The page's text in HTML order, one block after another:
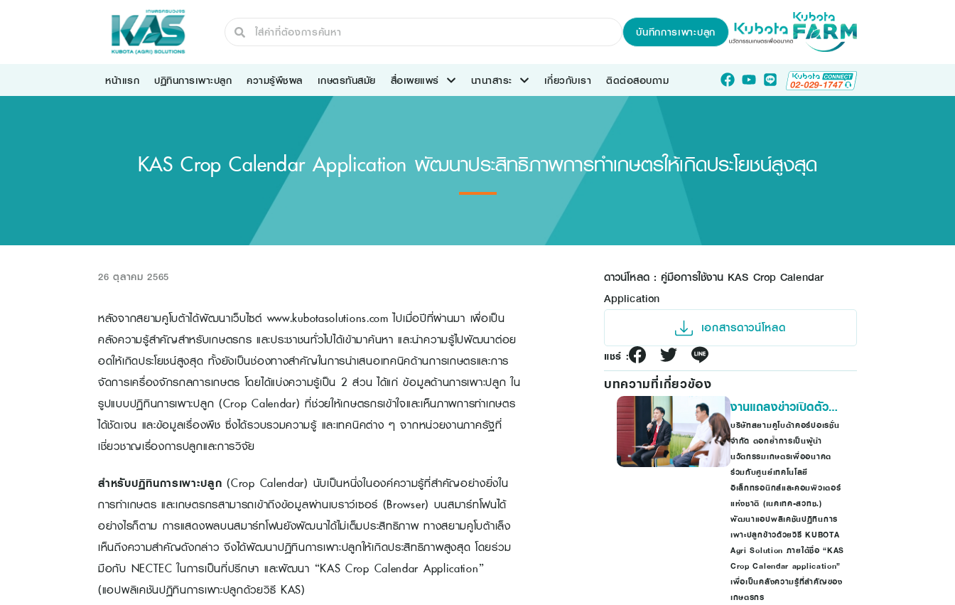
บันทึกการเพาะปลูก
หน้าแรก ปฏิทินการเพาะปลูก ความรู้พืชผล เกษตรทันสมัย สื่อเผยแพร่ นานาสาระ เกี่ยวกับเรา ติดต่อสอบถาม
KAS Crop Calendar Application พัฒนาประสิทธิภาพการทำเกษตรให้เกิดประโยชน์สูงสุด
26 ตุลาคม 2565
หลังจากสยามคูโบต้าได้พัฒนาเว็บไซต์ www.kubotasolutions.com ไปเมื่อปีที่ผ่านมา เพื่อเป็น
คลังความรู้สำคัญสำหรับเกษตรกร และประชาชนทั่วไปได้เข้ามาค้นหา และนำความรู้ไปพัฒนาต่อย
อดให้เกิดประโยชน์สูงสุด ทั้งยังเป็นช่องทางสำคัญในการนำเสนอเทคนิคด้านการเกษตรและการ
จัดการเครื่องจักรกลการเกษตร โดยได้แบ่งความรู้เป็น 2 ส่วน ได้แก่ ข้อมูลด้านการเพาะปลูก ใน
รูปแบบปฏิทินการเพาะปลูก (Crop Calendar) ที่ช่วยให้เกษตรกรเข้าใจและเห็นภาพการทำเกษตร
ได้ชัดเจน และข้อมูลเรื่องพืช ซึ่งได้รวบรวมความรู้ และเทคนิคต่าง ๆ จากหน่วยงานภาครัฐที่
เชี่ยวชาญเรื่องการปลูกและการวิจัย
สำหรับปฏิทินการเพาะปลูก (Crop Calendar) นับเป็นหนึ่งในองค์ความรู้ที่สำคัญอย่างยิ่งใน
การทำเกษตร และเกษตรกรสามารถเข้าถึงข้อมูลผ่านเบราว์เซอร์ (Browser) บนสมาร์ทโฟนได้
อย่างไรก็ตาม การแสดงผลบนสมาร์ทโฟนยังพัฒนาได้ไม่เต็มประสิทธิภาพ ทางสยามคูโบต้าเล็ง
เห็นถึงความสำคัญดังกล่าว จึงได้พัฒนาปฏิทินการเพาะปลูกให้เกิดประสิทธิภาพสูงสุด โดยร่วม
มือกับ NECTEC ในการเป็นที่ปรึกษา และพัฒนา “KAS Crop Calendar Application”
(แอปพลิเคชันปฏิทินการเพาะปลูกด้วยวิธี KAS)
ดาวน์โหลด : คู่มือการใช้งาน KAS Crop Calendar
Application
เอกสารดาวน์โหลด
แชร์ :
บทความที่เกี่ยวข้อง
งานแถลงข่าวเปิดตัว
แอปพลิเคชั่น KAS
Crop Calendar
บริษัทสยามคูโบต้าคอร์ปอเรชั่น
จำกัด ตอกย้ำการเป็นผู้นำ
นวัตกรรมเกษตรเพื่ออนาคต
ร่วมกับศูนย์เทคโนโลยี
อิเล็กทรอนิกส์และคอมพิวเตอร์
แห่งชาติ (เนคเทค-สวทช.)
พัฒนาแอปพลิเคชันปฏิทินการ
เพาะปลูกข้าวด้วยวิธี KUBOTA
Agri Solution ภายใต้ชื่อ “KAS
Crop Calendar application”
เพื่อเป็นคลังความรู้ที่สำคัญของ
เกษตรกร